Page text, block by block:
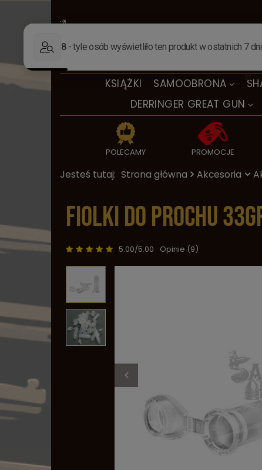
KSIĄŻKI SAMOOBRONA
DERRINGER GREAT GUN
POLECAMY PROMOCJE
Jesteś tutaj: Strona główna Akcesoria
Fiolki do prochu
5.00/5.00 Opinie (9)